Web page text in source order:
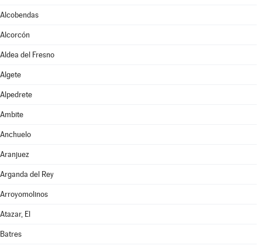
Alcobendas
Alcorcón
Aldea del Fresno
Algete
Alpedrete
Ambite
Anchuelo
Aranjuez
Arganda del Rey
Arroyomolinos
Atazar, El
Batres